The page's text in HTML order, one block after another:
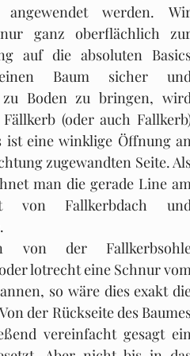
angewendet werden.
ganz oberflächlich
auf die absoluten
Baum sicher
zu Boden zu bringen,
(oder auch
ist eine winklige Öffnung
zugewandten Seite.
man die gerade Line
von Fallkerbdach
von der
lotrecht eine Schnur
so wäre dies exakt
der Rückseite des
vereinfacht gesagt